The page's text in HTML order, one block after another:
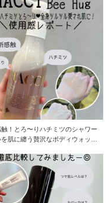
触！とろ〜りハチミツのシャワー
肌に纏う贅沢なボディウォッシ